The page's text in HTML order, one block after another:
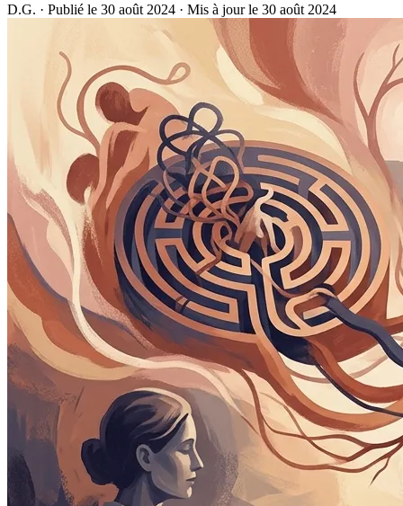
D.G. · Publié le 30 août 2024 · Mis à jour le 30 août 2024